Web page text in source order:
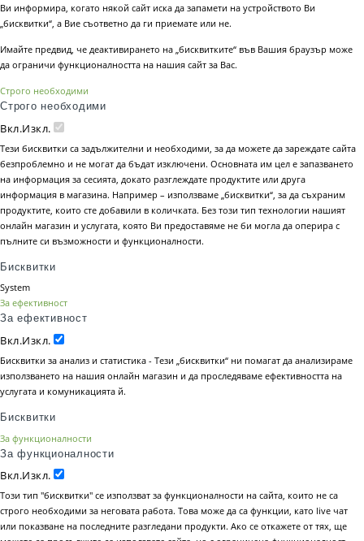
Ви информира, когато някой сайт иска да запамети на устройството Ви
„бисквитки“, а Вие съответно да ги приемате или не.
Имайте предвид, че деактивирането на „бисквитките“ във Вашия браузър може
да ограничи функционалността на нашия сайт за Вас.
Строго необходими
Строго необходими
Вкл.Изкл.
Тези бисквитки са задължителни и необходими, за да можете да зареждате сайта
безпроблемно и не могат да бъдат изключени. Основната им цел е запазването
на информация за сесията, докато разглеждате продуктите или друга
информация в магазина. Например – използваме „бисквитки“, за да съхраним
продуктите, които сте добавили в количката. Без този тип технологии нашият
онлайн магазин и услугата, която Ви предоставяме не би могла да оперира с
пълните си възможности и функционалности.
Бисквитки
System
За ефективност
За ефективност
Вкл.Изкл.
Бисквитки за анализ и статистика - Тези „бисквитки“ ни помагат да анализираме
използването на нашия онлайн магазин и да проследяваме ефективността на
услугата и комуникацията й.
Бисквитки
За функционалности
За функционалности
Вкл.Изкл.
Този тип "бисквитки" се използват за функционалности на сайта, които не са
строго необходими за неговата работа. Това може да са функции, като live чат
или показване на последните разгледани продукти. Ако се откажете от тях, ще